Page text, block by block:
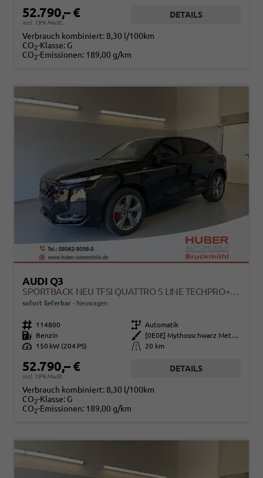
52.790,– €
incl. 19% MwSt.
DETAILS
Verbrauch kombiniert: 8,30 l/100km
CO2-Klasse: G
CO2-Emissionen: 189,00 g/km
AUDI Q3
SPORTBACK NEU TFSI QUATTRO S LINE TECHPRO+MATRIX+AHK+ALU19+KLIMAPLUS+EXTSCHWARZ+DCC
sofort lieferbar Neuwagen
Fahrzeugnr. 114800 Getriebe Automatik
Kraftstoff
Benzin Außenfarbe
[0E0E] Mythosschwarz Metallic
Leistung
150 kW (204 PS) Kilometerstand 20 km
52.790,– €
incl. 19% MwSt.
DETAILS
Verbrauch kombiniert: 8,30 l/100km
CO2-Klasse: G
CO2-Emissionen: 189,00 g/km